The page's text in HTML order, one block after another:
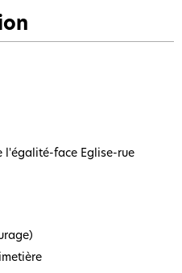
l'égalité-face Eglise-rue